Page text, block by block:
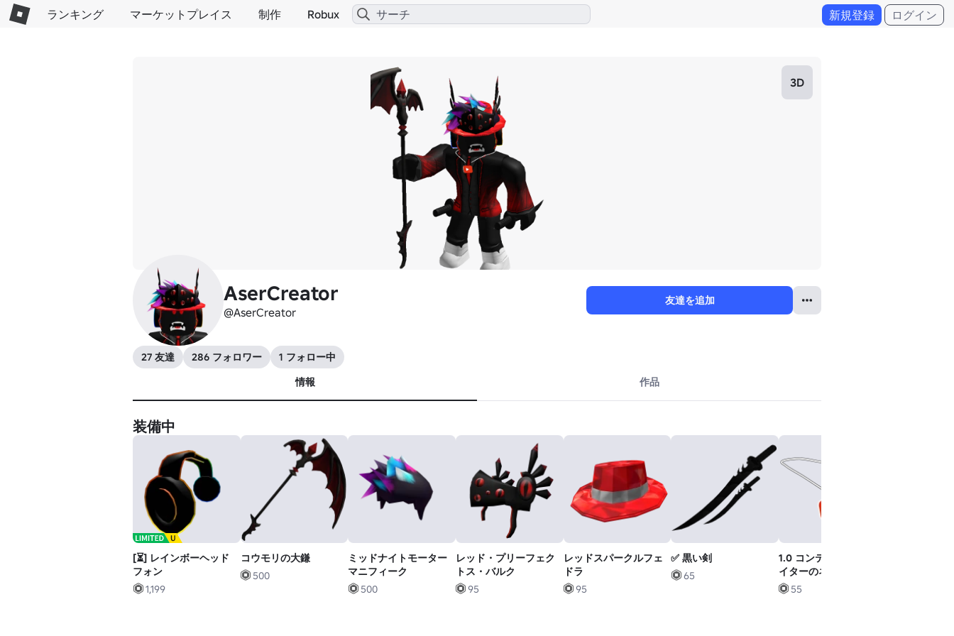
ランキング マーケットプレイス 制作 Robux 新規登録 ログイン
3D
AserCreator
@AserCreator
友達を追加
27 友達 286 フォロワー
1 フォロー中
情報
作品
装備中
[⏳] レインボーヘッド
フォン
1,199
コウモリの大鎌
500
ミッドナイトモーター
マニフィーク
500
レッド・プリーフェク
トス・バルク
95
レッドスパークルフェ
ドラ
95
✅ 黒い剣
65
1.0 コンテンツクリエ
イターのネックレス
55